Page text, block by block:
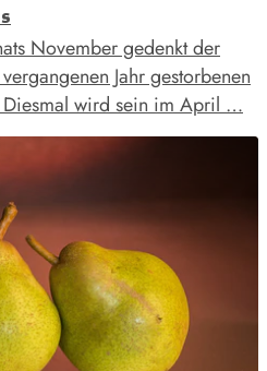
November gedenkt der
Jahr gestorbenen
Diesmal wird sein im April …